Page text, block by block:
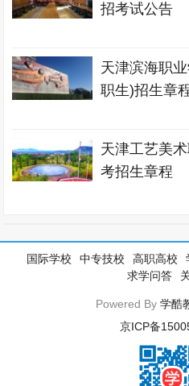
招考试公告
天津滨海职
职生)招生章
天津工艺美
考招生章程
国际学校 中专技校 高职高校
求学问答
Powered By 学酷
京ICP备